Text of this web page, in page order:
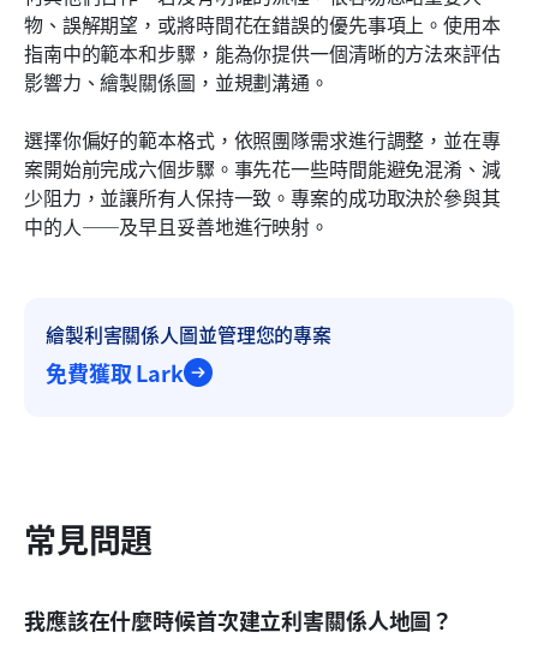
物、誤解期望，或將時間花在錯誤的優先事項上。使用本
指南中的範本和步驟，能為你提供一個清晰的方法來評估
影響力、繪製關係圖，並規劃溝通。
選擇你偏好的範本格式，依照團隊需求進行調整，並在專
案開始前完成六個步驟。事先花一些時間能避免混淆、減
少阻力，並讓所有人保持一致。專案的成功取決於參與其
中的人——及早且妥善地進行映射。
繪製利害關係人圖並管理您的專案
免費獲取 Lark
常見問題
我應該在什麼時候首次建立利害關係人地圖？